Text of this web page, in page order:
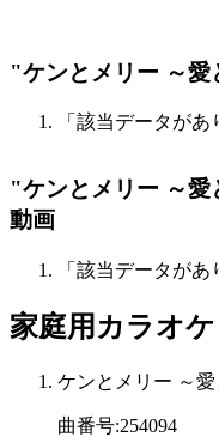
"ケンとメリー ～
「該当データがあ
"ケンとメリー ～
動画
「該当データがあ
家庭用カラオケ
ケンとメリー ～
曲番号:254094